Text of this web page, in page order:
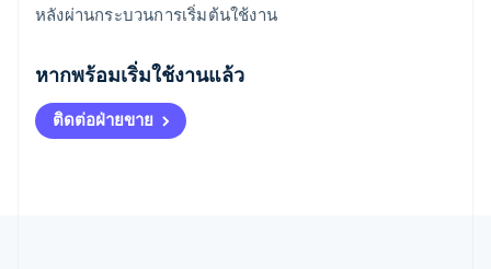
หลังผ่านกระบวนการเริ่มต้นใช้งาน
หากพร้อมเริ่มใช้งานแล้ว
ติดต่อฝ่ายขาย
เขตบริหารพิเศษฮ่องกง ประเทศจีน
English简体中文
แคนาดา
EnglishFrançais